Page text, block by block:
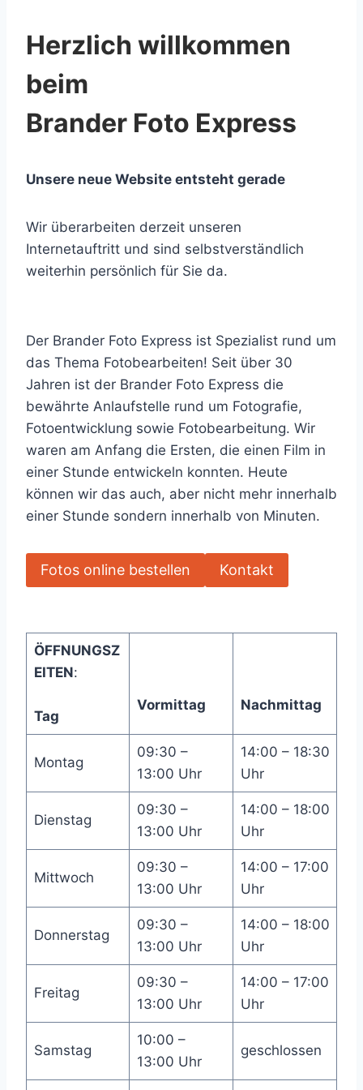
Herzlich willkommen
beim
Brander Foto Express
Unsere neue Website entsteht gerade
Wir überarbeiten derzeit unseren
Internetauftritt und sind selbstverständlich
weiterhin persönlich für Sie da.
Der Brander Foto Express ist Spezialist rund um
das Thema Fotobearbeiten! Seit über 30
Jahren ist der Brander Foto Express die
bewährte Anlaufstelle rund um Fotografie,
Fotoentwicklung sowie Fotobearbeitung. Wir
waren am Anfang die Ersten, die einen Film in
einer Stunde entwickeln konnten. Heute
können wir das auch, aber nicht mehr innerhalb
einer Stunde sondern innerhalb von Minuten.
Fotos online bestellen Kontakt
ÖFFNUNGSZ
EITEN:
Tag
Vormittag Nachmittag
Montag
09:30 –
13:00 Uhr
14:00 – 18:30
Uhr
Dienstag
09:30 –
13:00 Uhr
14:00 – 18:00
Uhr
Mittwoch
09:30 –
13:00 Uhr
14:00 – 17:00
Uhr
Donnerstag
09:30 –
13:00 Uhr
14:00 – 18:00
Uhr
Freitag
09:30 –
13:00 Uhr
14:00 – 17:00
Uhr
Samstag
10:00 –
13:00 Uhr
geschlossen